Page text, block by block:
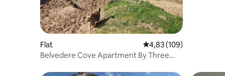
Flat Gemiddelde
4,83 (109)
Belvedere Cove Apartment By Three